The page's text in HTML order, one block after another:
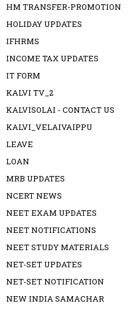
HM TRANSFER-PROMOTION
HOLIDAY UPDATES
IFHRMS
INCOME TAX UPDATES
IT FORM
KALVI TV_2
KALVISOLAI - CONTACT US
KALVI_VELAIVAIPPU
LEAVE
LOAN
MRB UPDATES
NCERT NEWS
NEET EXAM UPDATES
NEET NOTIFICATIONS
NEET STUDY MATERIALS
NET-SET UPDATES
NET-SET NOTIFICATION
NEW INDIA SAMACHAR